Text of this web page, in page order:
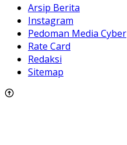
Arsip Berita
Instagram
Pedoman Media Cyber
Rate Card
Redaksi
Sitemap